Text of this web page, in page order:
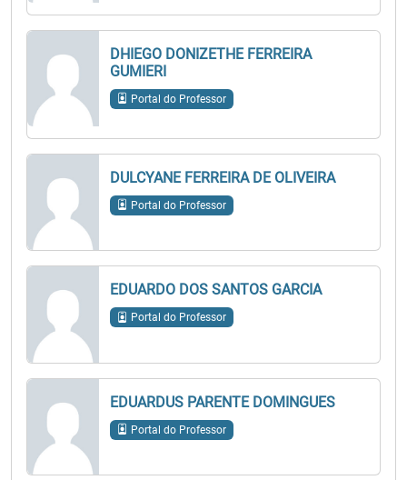
DHIEGO DONIZETHE FERREIRA
GUMIERI
Portal do Professor
DULCYANE FERREIRA DE OLIVEIRA
Portal do Professor
EDUARDO DOS SANTOS GARCIA
Portal do Professor
EDUARDUS PARENTE DOMINGUES
Portal do Professor